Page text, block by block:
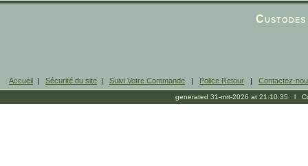
Accueil | Sécurité du site | Suivi Votre Commande | Police Retour | Contactez-
generated 31-mrt-2026 at 21:10:35 l